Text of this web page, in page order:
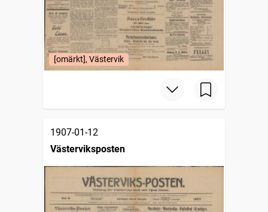
[omärkt], Västervik
1907-01-12
Västerviksposten